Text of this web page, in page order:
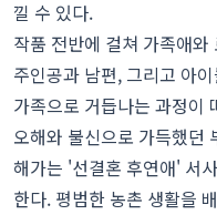
낄 수 있다.
작품 전반에 걸쳐 가족애
주인공과 남편, 그리고 아
가족으로 거듭나는 과정이
오해와 불신으로 가득했던
해가는 '선결혼 후연애' 서
한다. 평범한 농촌 생활을